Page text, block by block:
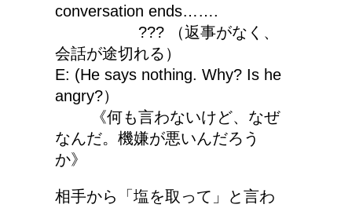
conversation ends…….
??? （返事がなく、
会話が途切れる）
E: (He says nothing. Why? Is he
angry?）
《何も言わないけど、なぜ
なんだ。機嫌が悪いんだろう
か》
相手から「塩を取って」と言わ